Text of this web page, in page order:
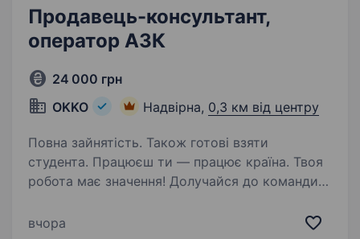
Продавець-консультант,
оператор АЗК
24 000 грн
OKKO
Надвірна, 0,3 км від центру
Повна зайнятість. Також готові взяти
студента. Працюєш ти — працює країна. Твоя
робота має значення! Долучайся до команди
разом! Шукаємо ПРОДАВЦЯ-КАСИРА
вчора